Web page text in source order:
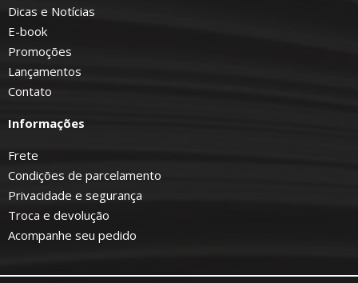
Dicas e Notícias
E-book
Promoções
Lançamentos
Contato
Informações
Frete
Condições de parcelamento
Privacidade e segurança
Troca e devolução
Acompanhe seu pedido